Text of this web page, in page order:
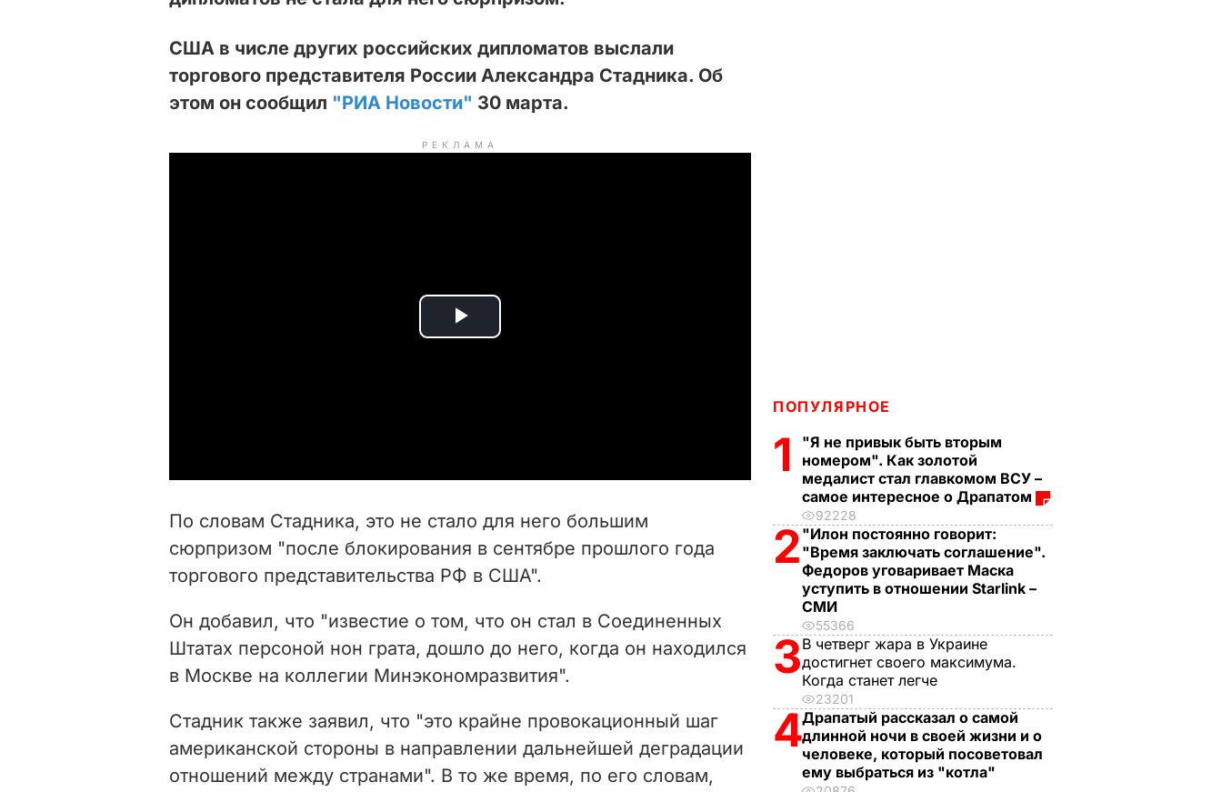
США в числе других российских дипломатов выслали
торгового представителя России Александра Стадника. Об
этом он сообщил "РИА Новости" 30 марта.
РЕКЛАМА
P
i
d
e
o
По словам Стадника, это не стало для него большим
сюрпризом "после блокирования в сентябре прошлого года
торгового представительства РФ в США".
Он добавил, что "известие о том, что он стал в Соединенных
Штатах персоной нон грата, дошло до него, когда он находился
в Москве на коллегии Минэкономразвития".
Стадник также заявил, что "это крайне провокационный шаг
американской стороны в направлении дальнейшей деградации
отношений между странами". В то же время, по его словам,
ПОПУЛЯРНОЕ
1
"Я не привык быть вторым
номером". Как золотой
медалист стал главкомом ВСУ –
самое интересное о Драпатом
92228
2 "Илон постоянно говорит:
"Время заключать соглашение".
Федоров уговаривает Маска
уступить в отношении Starlink –
СМИ
55366
3В четверг жара в Украине
достигнет своего максимума.
Когда станет легче
23201
4Драпатый рассказал о самой
длинной ночи в своей жизни и о
человеке, который посоветовал
ему выбраться из "котла"